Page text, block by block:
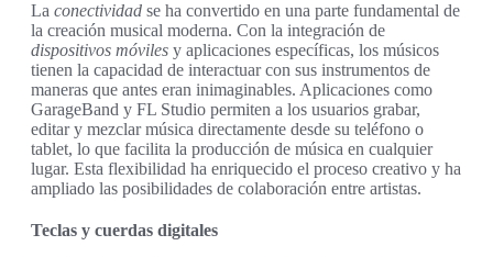
La conectividad se ha convertido en una parte fundamental de
la creación musical moderna. Con la integración de
dispositivos móviles y aplicaciones específicas, los músicos
tienen la capacidad de interactuar con sus instrumentos de
maneras que antes eran inimaginables. Aplicaciones como
GarageBand y FL Studio permiten a los usuarios grabar,
editar y mezclar música directamente desde su teléfono o
tablet, lo que facilita la producción de música en cualquier
lugar. Esta flexibilidad ha enriquecido el proceso creativo y ha
ampliado las posibilidades de colaboración entre artistas.
Teclas y cuerdas digitales